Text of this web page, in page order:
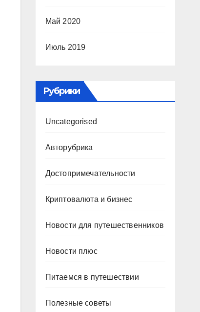
Май 2020
Июль 2019
Рубрики
Uncategorised
Авторубрика
Достопримечательности
Криптовалюта и бизнес
Новости для путешественников
Новости плюс
Питаемся в путешествии
Полезные советы